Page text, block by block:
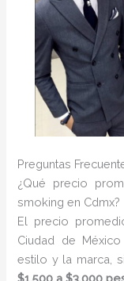
Preguntas
¿Qué precio
smoking en Cdmx?
El precio
Ciudad de
estilo y la marca,
$1,500 a $3,000